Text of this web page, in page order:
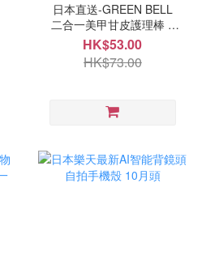
日本直送-GREEN BELL
二合一美甲甘皮護理棒 9
月中
HK$53.00
HK$73.00